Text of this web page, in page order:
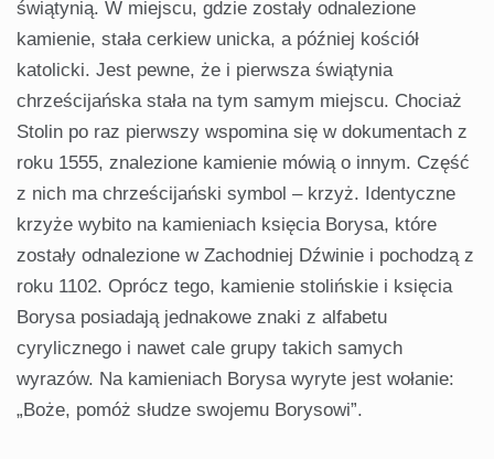
świątynią. W miejscu, gdzie zostały odnalezione
kamienie, stała cerkiew unicka, a później kościół
katolicki. Jest pewne, że i pierwsza świątynia
chrześcijańska stała na tym samym miejscu. Chociaż
Stolin po raz pierwszy wspomina się w dokumentach z
roku 1555, znalezione kamienie mówią o innym. Część
z nich ma chrześcijański symbol – krzyż. Identyczne
krzyże wybito na kamieniach księcia Borysa, które
zostały odnalezione w Zachodniej Dźwinie i pochodzą z
roku 1102. Oprócz tego, kamienie stolińskie i księcia
Borysa posiadają jednakowe znaki z alfabetu
cyrylicznego i nawet cale grupy takich samych
wyrazów. Na kamieniach Borysa wyryte jest wołanie:
„Boże, pomóż słudze swojemu Borysowi”.